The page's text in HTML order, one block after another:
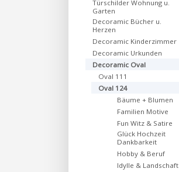
Türschilder Wohnung u.
Garten
Decoramic Bücher u.
Herzen
Decoramic Kinderzimmer
Decoramic Urkunden
Decoramic Oval
Oval 111
Oval 124
Bäume + Blumen
Familien Motive
Fun Witz & Satire
Glück Hochzeit
Dankbarkeit
Hobby & Beruf
Idylle & Landschaft